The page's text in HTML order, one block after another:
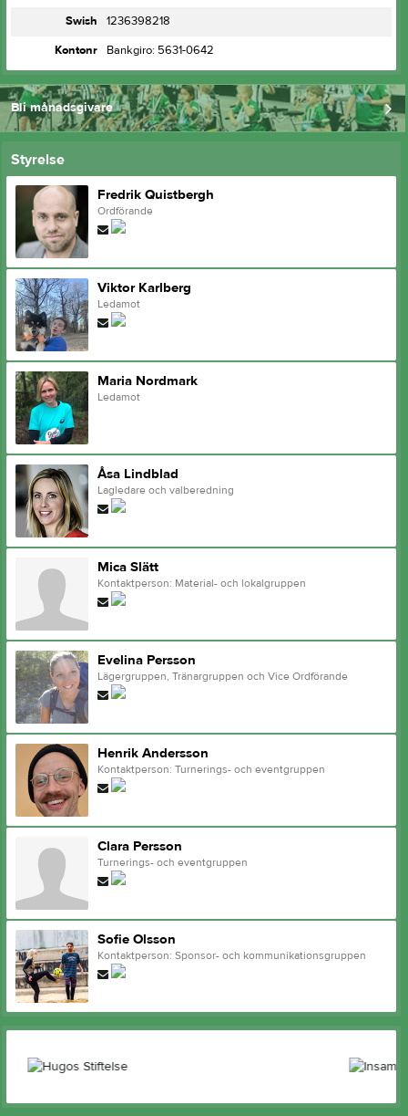
Swish
1236398218
Kontonr
Bankgiro: 5631-0642
Bli månadsgivare
Styrelse
Fredrik Quistbergh
Ordförande
Viktor Karlberg
Ledamot
Maria Nordmark
Ledamot
Åsa Lindblad
Lagledare och valberedning
Mica Slätt
Kontaktperson: Material- och lokalgruppen
Evelina Persson
Lägergruppen, Tränargruppen och Vice Ordförande
Henrik Andersson
Kontaktperson: Turnerings- och eventgruppen
Clara Persson
Turnerings- och eventgruppen
Sofie Olsson
Kontaktperson: Sponsor- och kommunikationsgruppen